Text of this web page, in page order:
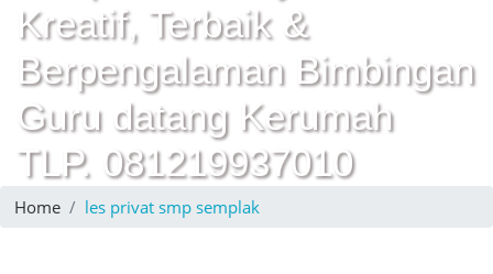
Kreatif, Terbaik &
Berpengalaman Bimbingan
Guru datang Kerumah
TLP. 081219937010
Home les privat smp semplak